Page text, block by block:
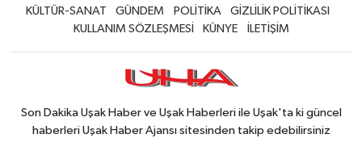
KÜLTÜR-SANAT
GÜNDEM POLİTİKA
GİZLİLİK POLİTİKASI
KULLANIM SÖZLEŞMESİ
KÜNYE İLETİŞİM
Son Dakika Uşak Haber ve Uşak Haberleri ile Uşak'ta ki güncel
haberleri Uşak Haber Ajansı sitesinden takip edebilirsiniz